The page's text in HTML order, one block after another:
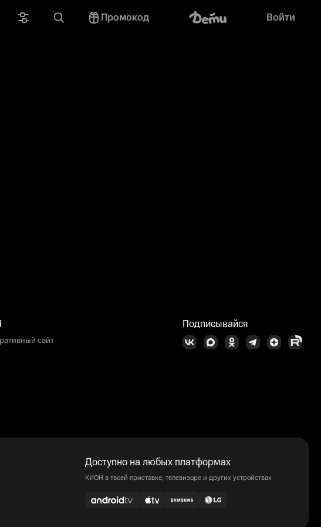
Промокод Войти
сайт
Подписывайся
Доступно на любых платформах
КИОН в твоей приставке, телевизоре и других устройствах